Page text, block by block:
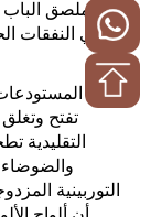
سعر ملصق الباب
وتأتي النفقات الحقيقية من الصيانة ووقت التوقف وقطع الغيار.
في
التقليدية
التوربينية